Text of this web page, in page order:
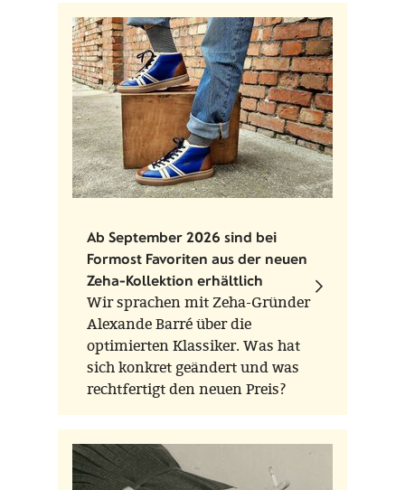
Ab September 2026 sind bei
Formost Favoriten aus der neuen
Zeha-Kollektion erhältlich
Wir sprachen mit Zeha-Gründer
Alexande Barré über die
optimierten Klassiker. Was hat
sich konkret geändert und was
rechtfertigt den neuen Preis?